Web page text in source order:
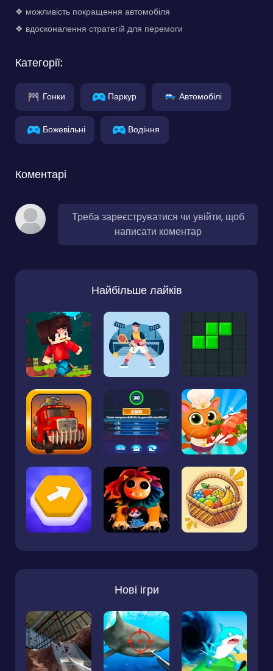
❖ можливість покращення автомобіля
❖ вдосконалення стратегій для перемоги
Категорії:
Гонки Паркур Автомобілі
Божевільні Водіння
Коментарі
Треба зареєструватися чи увійти, щоб
написати коментар
Найбільше лайків
Нові ігри